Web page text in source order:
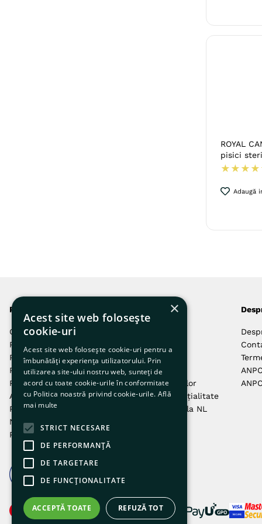
ROYAL
pisici
★ ★ ★ ★
Adaugă
Produsele noastre
Câini
Pisici
Păsări
Pești
Reptile
Animale mici
Pet Parents
Noutăți
Promoții
Comenzi și livrări
Cum Plătesc
Livrarea Comenzilor
Returnarea Produselor
Politica de Confidențialitate
Politica de Abonare la NL
ANPC
×
Acest site web folosește
cookie-uri
Acest site web folosește cookie-uri pentru a
îmbunătăți experiența utilizatorului. Prin
utilizarea site-ului nostru web, sunteți de
acord cu toate cookie-urile în conformitate
cu Politica noastră privind cookie-urile. Află
mai multe
STRICT NECESARE
DE PERFORMANȚĂ
DE TARGETARE
DE FUNCŢIONALITATE
ACCEPTĂ TOATE REFUZĂ TOT